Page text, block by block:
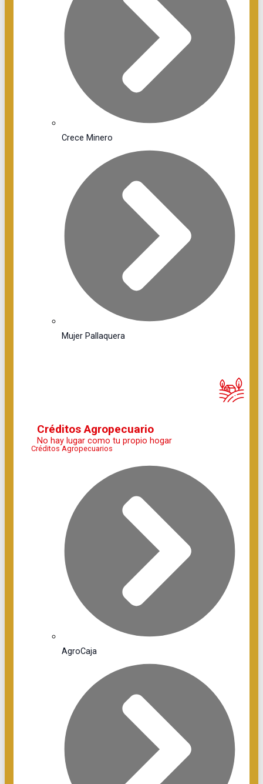
Crece Minero
Mujer Pallaquera
Créditos Agropecuario
No hay lugar como tu propio hogar
Créditos Agropecuarios
AgroCaja